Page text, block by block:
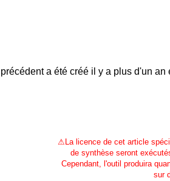
a été créé il y a plus d'un
⚠ La licence de cet article
de synthèse seront
Cependant, l'outil produira
sur